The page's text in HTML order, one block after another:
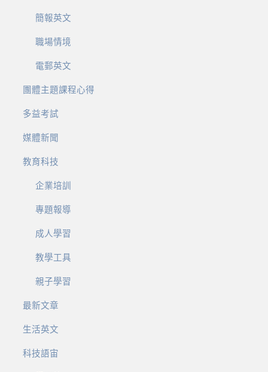
簡報英文
職場情境
電郵英文
團體主題課程心得
多益考試
媒體新聞
教育科技
企業培訓
專題報導
成人學習
教學工具
親子學習
最新文章
生活英文
科技語宙